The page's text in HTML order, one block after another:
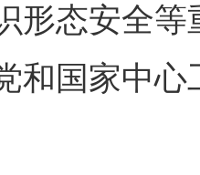
形态安全
和国家中